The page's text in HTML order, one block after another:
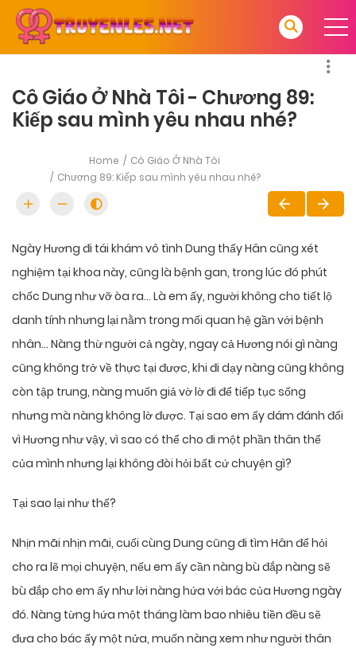
Cô Giáo Ở Nhà Tôi - Chương 89:
Kiếp sau mình yêu nhau nhé?
Home
Cô Giáo Ở Nhà Tôi
Chương 89: Kiếp sau mình yêu nhau nhé?
Ngày Hương đi tái khám vô tình Dung thấy Hân cũng xét
nghiệm tại khoa này, cũng là bệnh gan, trong lúc đó phút
chốc Dung như vỡ òa ra… Là em ấy, người không cho tiết lộ
danh tính nhưng lại nằm trong mối quan hệ gần với bệnh
nhân… Nàng thừ người cả ngày, ngay cả Hương nói gì nàng
cũng không trở về thực tại được, khi đi dạy nàng cũng không
còn tập trung, nàng muốn giả vờ lờ đi để tiếp tục sống
nhưng mà nàng không lờ được. Tại sao em ấy dám đánh đổi
vì Hương như vậy, vì sao có thể cho đi một phần thân thể
của mình nhưng lại không đòi hỏi bất cứ chuyện gì?
Tại sao lại như thế?
Nhịn mãi nhịn mãi, cuối cùng Dung cũng đi tìm Hân để hỏi
cho ra lẽ mọi chuyện, nếu em ấy cần nàng bù đắp nàng sẽ
bù đắp cho em ấy như lời nàng hứa với bác của Hương ngày
đó. Nàng từng hứa một tháng làm bao nhiêu tiền đều sẽ
đưa cho bác ấy một nửa, muốn nàng xem như người thân